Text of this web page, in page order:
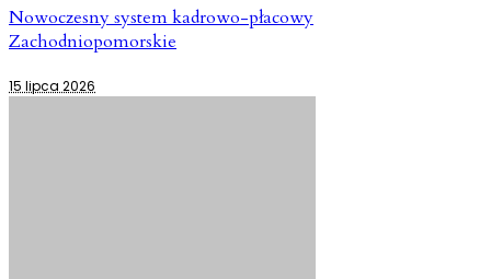
Nowoczesny system kadrowo-płacowy
Zachodniopomorskie
15 lipca 2026